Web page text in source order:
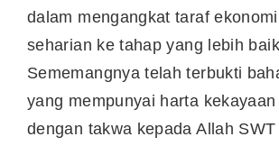
dalam mengangkat taraf
seharian ke tahap yang lebih
Sememangnya telah terbukti
yang mempunyai harta
dengan takwa kepada Allah SWT